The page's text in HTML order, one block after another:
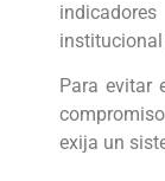
Para evitar
exija un